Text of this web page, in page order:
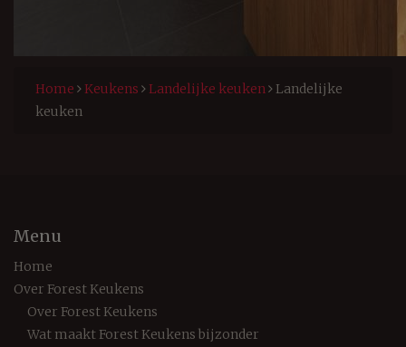
Home Keukens Landelijke keuken
Landelijke
keuken
Menu
Home
Over Forest Keukens
Over Forest Keukens
Wat maakt Forest Keukens bijzonder